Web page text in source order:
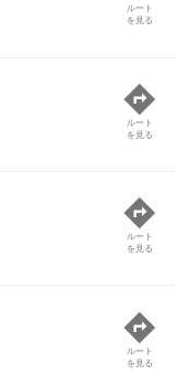
ルート
を見る
ルート
を見る
ルート
を見る
ルート
を見る